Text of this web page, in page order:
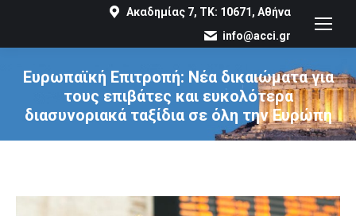
Ακαδημίας 7, ΤΚ: 10671, Αθήνα
info@acci.gr
Ευρωπαϊκή Επιτροπή: Νέα δικαιώματα για
τους επιβάτες και ευκολότερα
διασυνοριακά ταξίδια σε όλη την Ευρώπη
You are here: